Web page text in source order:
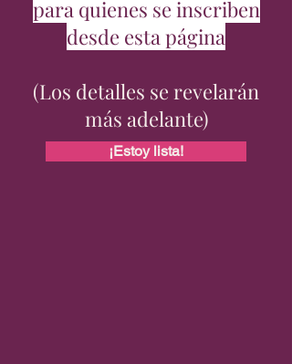
para quienes se inscriben
desde esta página
(Los detalles se revelarán
más adelante)
¡Estoy lista!